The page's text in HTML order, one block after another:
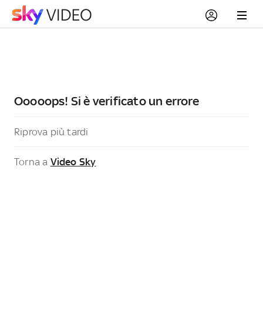
Ooooops! Si è verificato un errore
Riprova più tardi
Torna a Video Sky